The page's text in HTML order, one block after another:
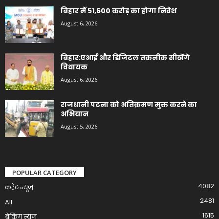
बिहार में 51,600 करोड़ का होगा निवेश
August 6, 2026
बिहार:एआई और डिजिटल तकनीक सीखेंगे
विधायक
August 6, 2026
राजधानी पटना को अतिक्रमण मुक्त करने का
अभियान
August 5, 2026
POPULAR CATEGORY
करेंट न्यूज़
4082
All
2481
ब्रेकिंग न्यूज
1615